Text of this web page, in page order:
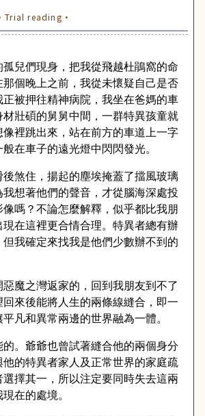
reading·
孤兒們現身，把我從飛越杜鵑窩的命
個晚上之前，我從未懷疑自己是否
被押往精神病院，我坐在爸媽的車
壯碩的舅舅中間，一群特異孩童就
裡跳出來，站在前方的車道上一字
在車子的遠光燈中閃閃發光。
後煞住，揚起的塵埃掩蓋了擋風玻璃
想著他們的聲音，才從腦海深處投
嗎？不論怎麼解釋，似乎都比我朋
在這裡更合情合理。特異者總有辦
我確定來找我是他們少數辦不到的
魔之灣返家的，回到我朋友到不了
來後能將人生的兩條線縫合，即一
凡和異常兩邊的世界融為一體。
。爺爺也曾試著縫合他的兩個身分
的特異者家人及正常世界的家庭疏
擇其一，所以注定要同時失去這兩
在的處境。